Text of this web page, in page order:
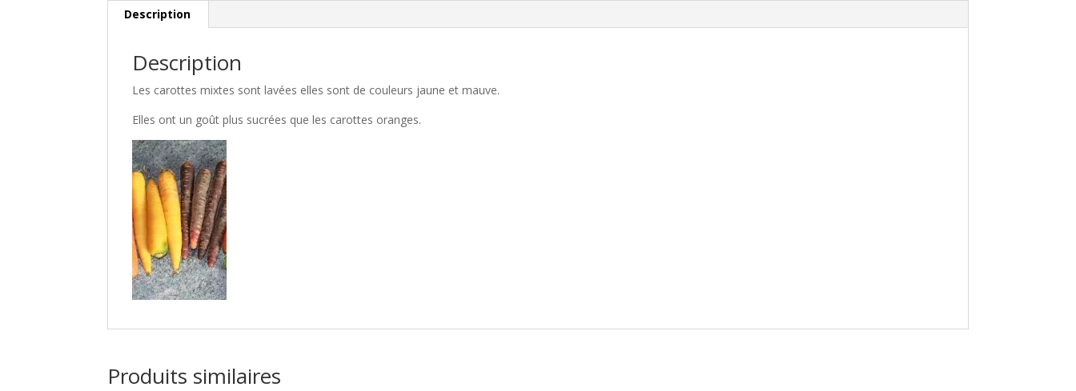
Description
Description
Les carottes mixtes sont lavées elles sont de couleurs jaune et mauve.
Elles ont un goût plus sucrées que les carottes oranges.
Produits similaires